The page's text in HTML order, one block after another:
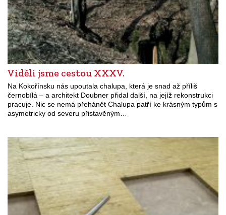
Viděli jsme cestou XXXV.
Na Kokořínsku nás upoutala chalupa, která je snad až příliš
černobílá – a architekt Doubner přidal další, na jejíž rekonstrukci
pracuje. Nic se nemá přehánět Chalupa patří ke krásným typům s
asymetricky od severu přistavěným…